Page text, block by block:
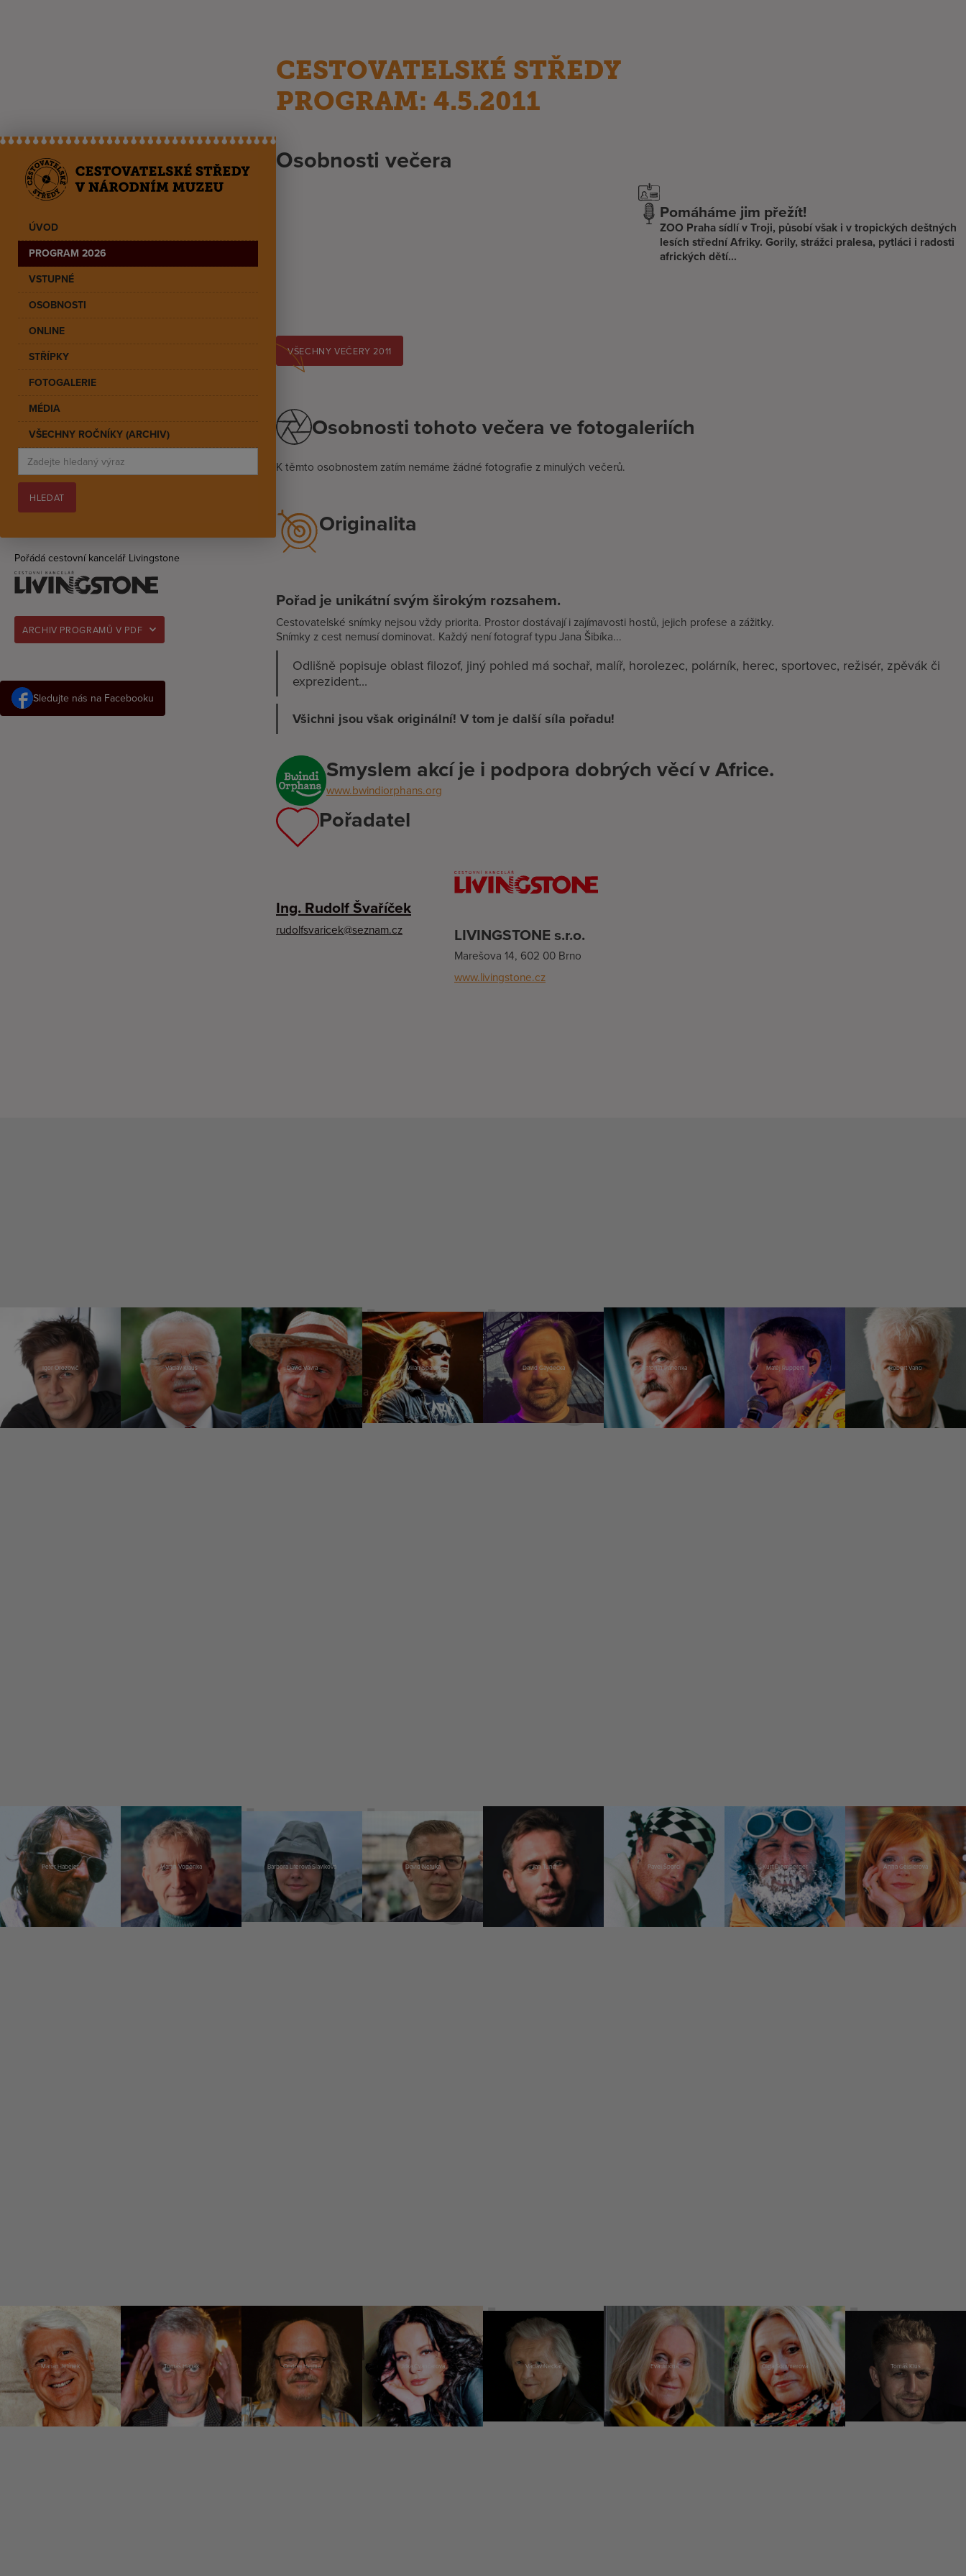
ÚVOD
PROGRAM 2026
VSTUPNÉ
OSOBNOSTI
ONLINE
STŘÍPKY
FOTOGALERIE
MÉDIA
VŠECHNY ROČNÍKY (ARCHIV)
Pořádá cestovní kancelář Livingstone
ARCHIV PROGRAMŮ V PDF
Sledujte nás na Facebooku
CESTOVATELSKÉ STŘEDY
PROGRAM: 4.5.2011
Osobnosti večera
Pomáháme jim přežít!
ZOO Praha sídlí v Troji, působí však i v tropických deštných
lesích střední Afriky. Gorily, strážci pralesa, pytláci i radosti
afrických dětí...
VŠECHNY VEČERY 2011
Osobnosti tohoto večera ve fotogaleriích
K těmto osobnostem zatím nemáme žádné fotografie z minulých večerů.
Originalita
Pořad je unikátní svým širokým rozsahem.
Cestovatelské snímky nejsou vždy priorita. Prostor dostávají i zajímavosti hostů, jejich profese a zážitky.
Snímky z cest nemusí dominovat. Každý není fotograf typu Jana Šibíka...
Odlišně popisuje oblast filozof, jiný pohled má sochař, malíř, horolezec, polárník, herec, sportovec, režisér, zpěvák či
exprezident...
Všichni jsou však originální! V tom je další síla pořadu!
Smyslem akcí je i podpora dobrých věcí v Africe.
www.bwindiorphans.org
Pořadatel
Ing. Rudolf Švaříček
rudolfsvaricek@seznam.cz LIVINGSTONE s.r.o.
Marešova 14, 602 00 Brno
www.livingstone.cz
Igor Orozovič Václav Klaus David Vávra Milan Špalek David Gaydečka Antonín Panenka Matěj Ruppert Robert Vano
Peter Habeler Martin Vopěnka Barbora Literová Slavíková David Netuka Jan Tuna Pavel Šporcl Kurt Diemberger Anna Geislerová
Marian Jelínek Tomáš Hanák Ondřej Hejma Jitka Čvančarová Václav Neckář Eva Jiřičná Olga Sommerová Tomáš Klus